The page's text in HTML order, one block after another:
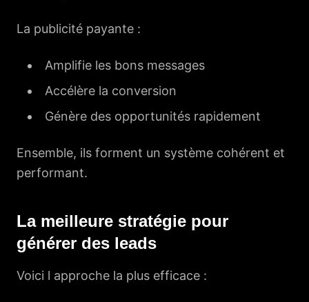
La publicité payante :
Amplifie les bons messages
Accélère la conversion
Génère des opportunités rapidement
Ensemble, ils forment un système cohérent et
performant.
La meilleure stratégie pour
générer des leads
Voici l approche la plus efficace :